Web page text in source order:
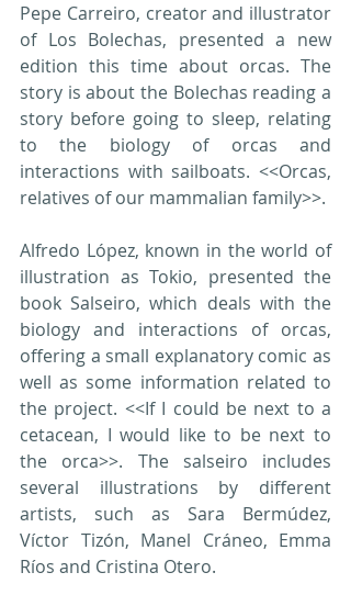
Pepe Carreiro, creator and illustrator
of Los Bolechas, presented a new
edition this time about orcas. The
story is about the Bolechas reading a
story before going to sleep, relating
to the biology of orcas and
interactions with sailboats. <<Orcas,
relatives of our mammalian family>>.
Alfredo López, known in the world of
illustration as Tokio, presented the
book Salseiro, which deals with the
biology and interactions of orcas,
offering a small explanatory comic as
well as some information related to
the project. <<If I could be next to a
cetacean, I would like to be next to
the orca>>. The salseiro includes
several illustrations by different
artists, such as Sara Bermúdez,
Víctor Tizón, Manel Cráneo, Emma
Ríos and Cristina Otero.